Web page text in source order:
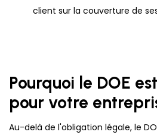
client sur la couverture de
Pourquoi le DOE
pour votre
Au-delà de l'obligation légale, le